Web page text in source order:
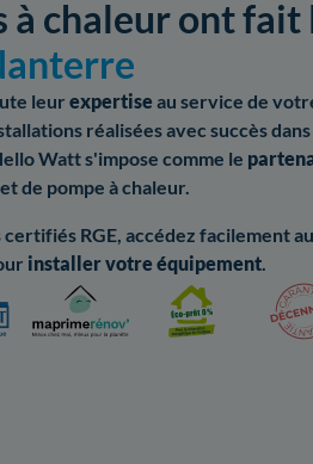
à chaleur ont
leur expertise au service de
réalisées avec succès
Watt s'impose comme le
de pompe à chaleur.
RGE, accédez facilement
installer votre équipement